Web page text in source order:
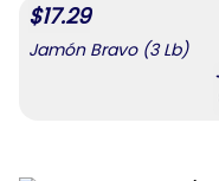
$17.29
Jamón Bravo (3 Lb)